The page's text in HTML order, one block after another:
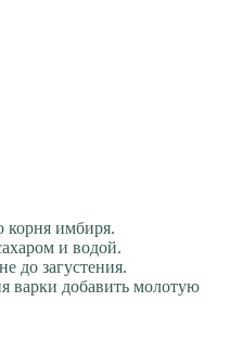
корня имбиря.
и водой.
до загустения.
варки добавить молотую